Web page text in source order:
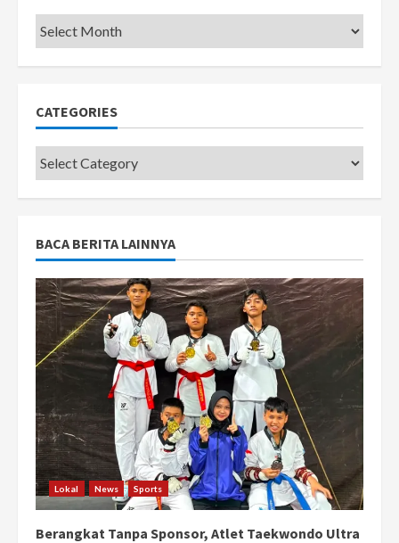
Pemkot
CATEGORIES
Categories
BACA BERITA LAINNYA
Lokal News Sports
Berangkat Tanpa Sponsor, Atlet Taekwondo Ultra